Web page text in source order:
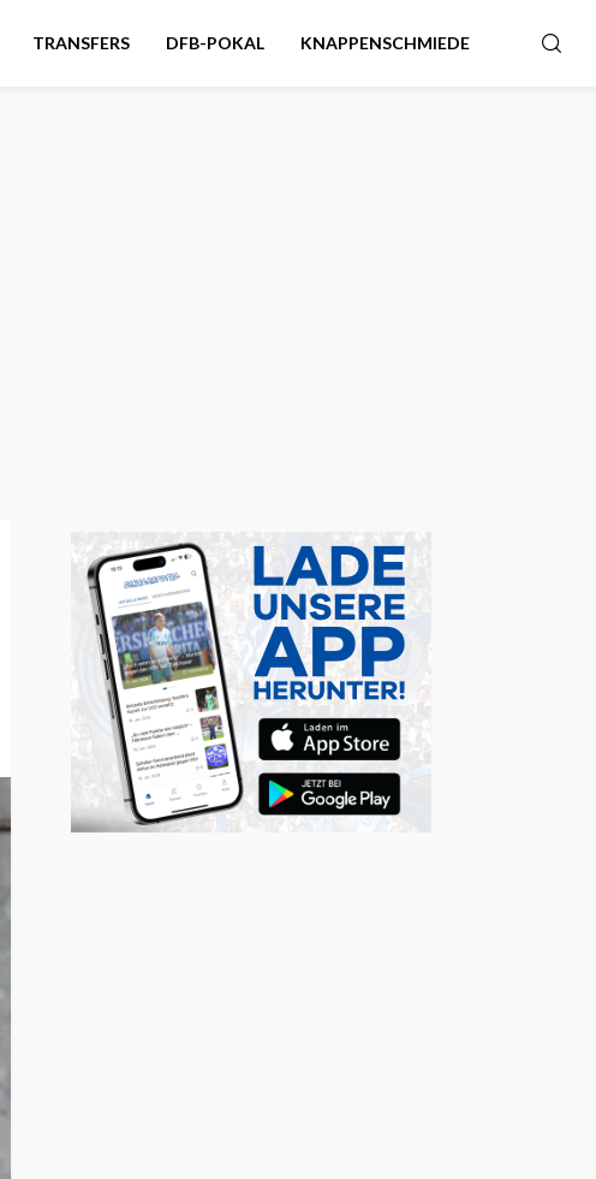
TRANSFERS DFB-POKAL KNAPPENSCHMIEDE